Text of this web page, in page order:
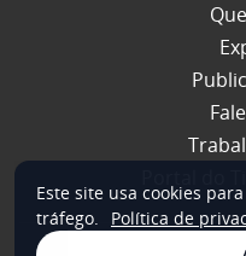
Este site usa cookies
tráfego.
Política de